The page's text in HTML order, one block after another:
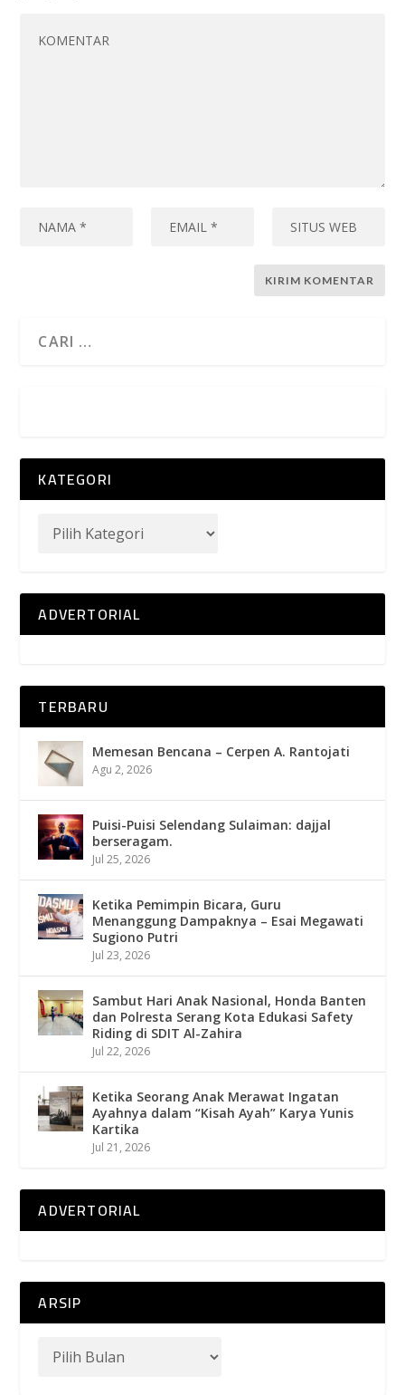
KATEGORI
ADVERTORIAL
TERBARU
Memesan Bencana – Cerpen A. Rantojati
Agu 2, 2026
Puisi-Puisi Selendang Sulaiman: dajjal
berseragam.
Jul 25, 2026
Ketika Pemimpin Bicara, Guru
Menanggung Dampaknya – Esai Megawati
Sugiono Putri
Jul 23, 2026
Sambut Hari Anak Nasional, Honda Banten
dan Polresta Serang Kota Edukasi Safety
Riding di SDIT Al-Zahira
Jul 22, 2026
Ketika Seorang Anak Merawat Ingatan
Ayahnya dalam “Kisah Ayah” Karya Yunis
Kartika
Jul 21, 2026
ADVERTORIAL
ARSIP